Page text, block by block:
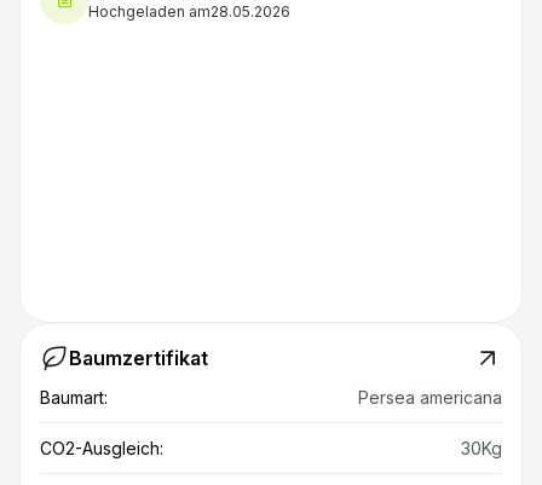
Hochgeladen am28.05.2026
Baumzertifikat
Baumart: Persea americana
CO2-Ausgleich: 30Kg